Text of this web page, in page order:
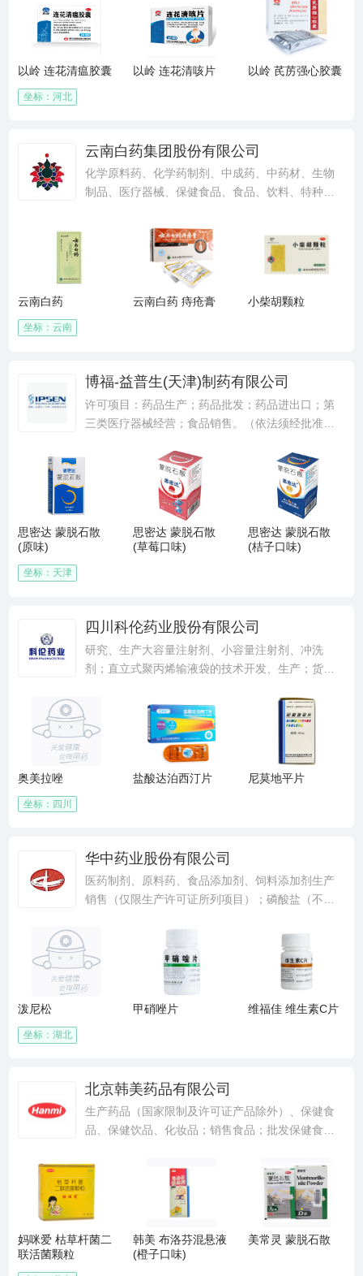
料类、其他饮料类）的生产、销售(许可生产食品品
种以食品生产许可证副页核准的为准)；方便食品的
生产、销售（许可生产食品品种以食品生产许可证
副页核准的为准）；中药提取物的生产；中药饮片
饮片的生产、销售；自营和代理各类商品和技术的
进出口，但国家限定公司经营和禁止进出口的商品
和技术除外；自有房屋租赁；机械设备租赁；家
（许可生产食品品种以食品生产许可证副页核准的
为准）；企业管理咨询服务；普通货运；货物专用
运输（冷藏保鲜）；健康管理咨询服务（诊疗、医
疗、心理咨询除外）。（以下限分支机构经营）；
方可开展经营活动）
以岭 连花清瘟胶囊 以岭 连花清咳片 以岭 芪苈强心胶囊
坐标：河北
云南白药集团股份有限公司
化学原料药、化学药制剂、中成药、中药材、生物
制品、医疗器械、保健食品、食品、饮料、特种劳
品、户外用品的研制、生产及销售；橡胶膏剂、贴
膏剂、消毒产品、电子和数码产品的销售；信息技
术、科技及经济技术咨询服务；货物进出口；物业
经营管理（凭资质证开展经营活动）。（依法须经
批准的项目，经相关部门批准后方可开展经营活
云南白药 云南白药 痔疮膏 小柴胡颗粒
坐标：云南
博福-益普生(天津)制药有限公司
许可项目：药品生产；药品批发；药品进出口；第
三类医疗器械经营；食品销售。（依法须经批准的
经营项目以相关部门批准文件或许可证件为准）一
般项目：医学研究和试验发展；健康咨询服务（不
含诊疗服务）；技术服务、技术开发、技术咨询、
技术交流、技术转让、技术推广；非居住房地产租
赁；住房租赁；货物进出口；信息咨询服务（不含
许可类信息咨询服务）；企业管理咨询；财务咨
思密达 蒙脱石散
(原味)
思密达 蒙脱石散
(草莓口味)
思密达 蒙脱石散
(桔子口味)
坐标：天津
四川科伦药业股份有限公司
研究、生产大容量注射剂、小容量注射剂、冲洗
剂；直立式聚丙烯输液袋的技术开发、生产；货物
销售硬胶囊剂、颗粒剂、散剂、软胶囊剂、片剂、
滴丸剂、中药前处理及提取；生产销售原料药；医
疗技术服务；医疗技术咨询；计算机软件销售；软
件和信息技术服务。（依法须经批准的项目，经相
关部门批准后方可开展经营活动）。
奥美拉唑 盐酸达泊西汀片 尼莫地平片
坐标：四川
华中药业股份有限公司
医药制剂、原料药、食品添加剂、饲料添加剂生产
销售（仅限生产许可证所列项目）；磷酸盐（不含
控、易制毒化学品及化学试剂）生产、销售；普通
货物道路运输、铁路货物运输（均不含危险品）；
本企业自产产品及相关技术进出口和本企业生产科
研所需原料、机械设备、仪器仪表零配件及相关进
口业务；包装材料的制造销售；技术咨询、化工及
企业自主选择经营项目开展经营。 （依法须经批准
的项目，经相关部门批准后方可开展经营活动）
泼尼松 甲硝唑片 维福佳 维生素C片
坐标：湖北
北京韩美药品有限公司
生产药品（国家限制及许可证产品除外）、保健食
品、保健饮品、化妆品；销售食品；批发保健食
第Ⅰ类医疗器械、消毒用品；商务咨询；技术推广服
务；技术开发、技术转让、技术服务、技术咨询；
批发机械设备、机械设备零部件；货物进出口；技
术进出口；代理进出口。（市场主体依法自主选择
经营项目，开展经营活动；国家限制及未经专项审
批的项目除外。销售食品以及依法须经批准的项
妈咪爱 枯草杆菌二
联活菌颗粒
韩美 布洛芬混悬液
(橙子口味)
美常灵 蒙脱石散